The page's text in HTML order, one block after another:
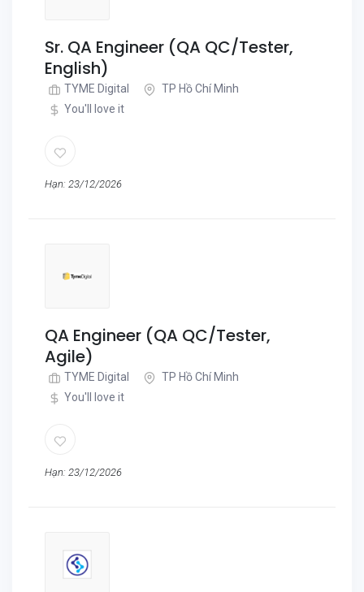
Sr. QA Engineer (QA QC/Tester,
English)
TYME Digital
TP Hồ Chí Minh
You'll love it
Hạn: 23/12/2026
QA Engineer (QA QC/Tester,
Agile)
TYME Digital
TP Hồ Chí Minh
You'll love it
Hạn: 23/12/2026